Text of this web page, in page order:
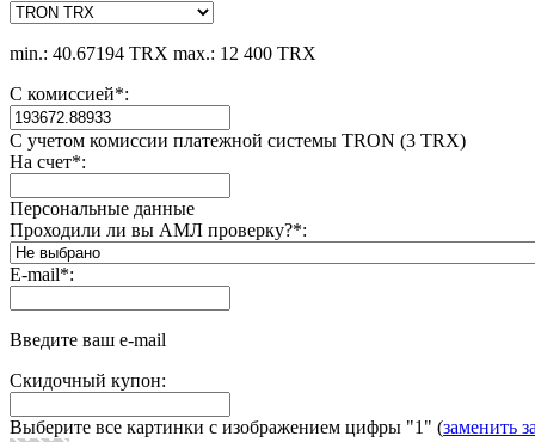
min.: 40.67194 TRX max.: 12 400 TRX
С комиссией*:
С учетом комиссии платежной системы TRON (3 TRX)
На счет*:
Персональные данные
Проходили ли вы АМЛ проверку?*:
E-mail*:
Введите ваш e-mail
Скидочный купон:
Выберите все картинки с изображением цифры "1" (заменить